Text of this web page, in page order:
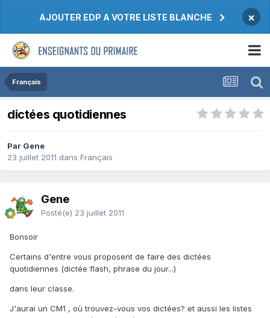
AJOUTER EDP A VOTRE LISTE BLANCHE ×
Français
dictées quotidiennes
Par Gene
23 juillet 2011 dans Français
Gene
Posté(e) 23 juillet 2011
Bonsoir
Certains d'entre vous proposent de faire des dictées
quotidiennes (dictée flash, phrase du jour...)
dans leur classe.
J'aurai un CM1 , où trouvez-vous vos dictées? et aussi les listes